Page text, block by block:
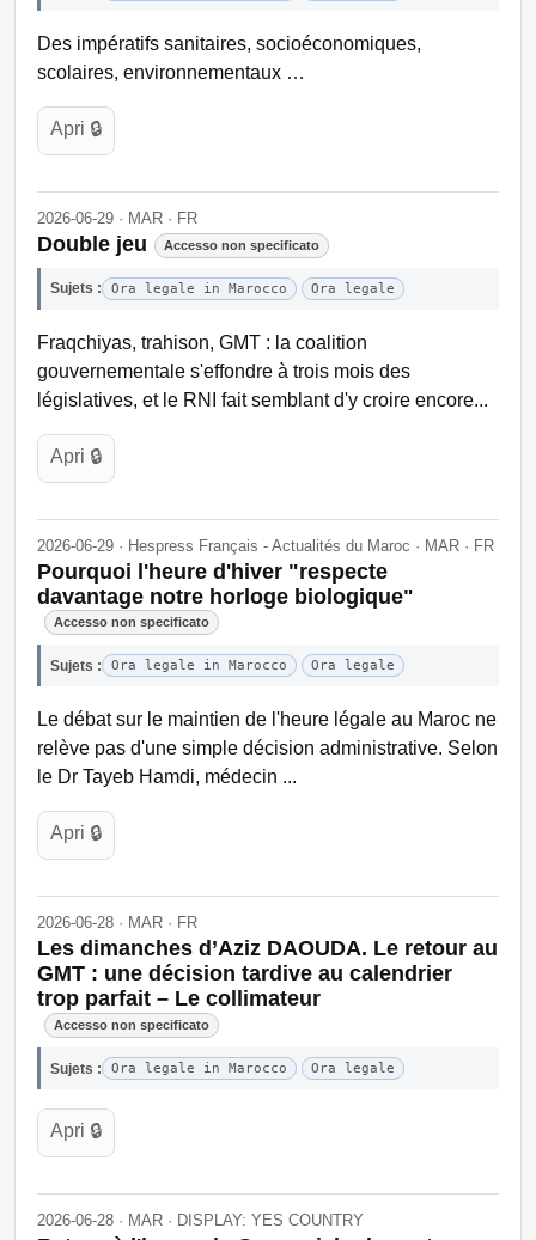
Des impératifs sanitaires, socioéconomiques,
scolaires, environnementaux …
Apri 🔒
2026-06-29 · MAR · FR
Double jeu Accesso non specificato
Sujets : Ora legale in Marocco Ora legale
Fraqchiyas, trahison, GMT : la coalition
gouvernementale s'effondre à trois mois des
législatives, et le RNI fait semblant d'y croire encore...
Apri 🔒
2026-06-29 · Hespress Français - Actualités du Maroc · MAR · FR
Pourquoi l'heure d'hiver "respecte
davantage notre horloge biologique"
Accesso non specificato
Sujets : Ora legale in Marocco Ora legale
Le débat sur le maintien de l'heure légale au Maroc ne
relève pas d'une simple décision administrative. Selon
le Dr Tayeb Hamdi, médecin ...
Apri 🔒
2026-06-28 · MAR · FR
Les dimanches d’Aziz DAOUDA. Le retour au
GMT : une décision tardive au calendrier
trop parfait – Le collimateur
Accesso non specificato
Sujets : Ora legale in Marocco Ora legale
Apri 🔒
2026-06-28 · MAR · DISPLAY: YES COUNTRY